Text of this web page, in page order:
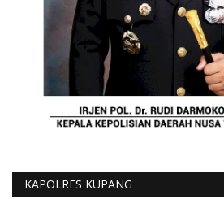
KAPOLRES KUPANG